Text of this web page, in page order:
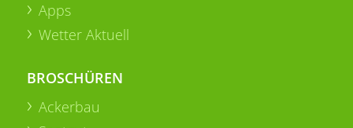
Apps
Wetter Aktuell
BROSCHÜREN
Ackerbau